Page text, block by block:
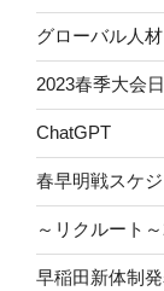
グローバル人材
2023春季大会
ChatGPT
春早明戦スケ
～リクルート
早稲田新体制